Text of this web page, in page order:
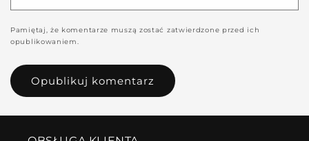
Pamiętaj, że komentarze muszą zostać zatwierdzone przed ich
opublikowaniem.